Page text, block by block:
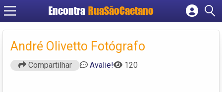
Encontra RuaSãoCaetano
Cadastrar empresa
Fazer login
Criar conta
André Olivetto Fotógrafo
Compartilhar Avalie! 120